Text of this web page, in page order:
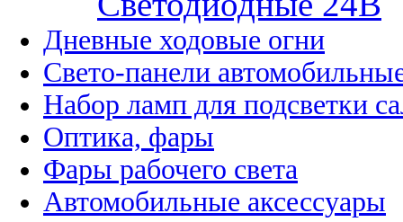
Дневные ходовые огни
Свето-панели
Набор ламп для подсветки
Оптика, фары
Фары рабочего света
Автомобильные аксессуары